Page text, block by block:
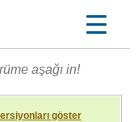
aşağı in!
göster